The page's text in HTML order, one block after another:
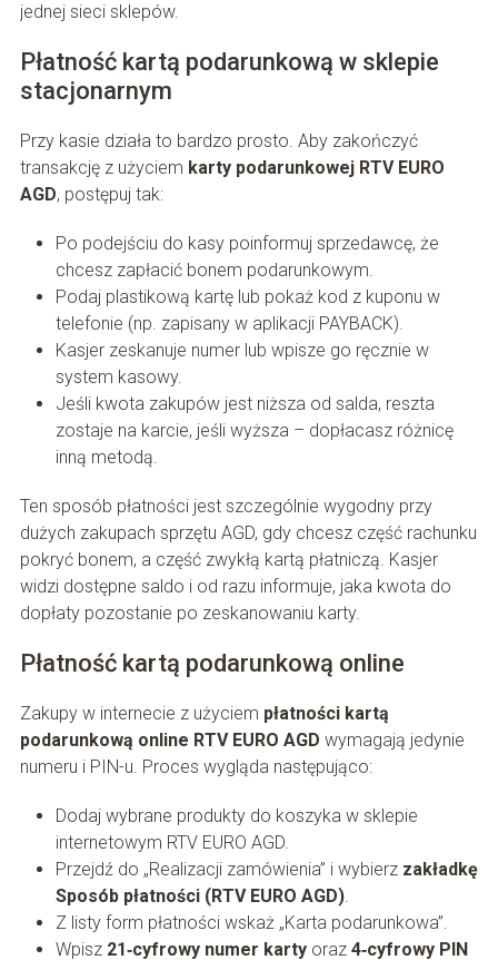
jednej sieci sklepów.
Płatność kartą podarunkową w sklepie
stacjonarnym
Przy kasie działa to bardzo prosto. Aby zakończyć
transakcję z użyciem karty podarunkowej RTV EURO
AGD, postępuj tak:
Po podejściu do kasy poinformuj sprzedawcę, że
chcesz zapłacić bonem podarunkowym.
Podaj plastikową kartę lub pokaż kod z kuponu w
telefonie (np. zapisany w aplikacji PAYBACK).
Kasjer zeskanuje numer lub wpisze go ręcznie w
system kasowy.
Jeśli kwota zakupów jest niższa od salda, reszta
zostaje na karcie, jeśli wyższa – dopłacasz różnicę
inną metodą.
Ten sposób płatności jest szczególnie wygodny przy
dużych zakupach sprzętu AGD, gdy chcesz część rachunku
pokryć bonem, a część zwykłą kartą płatniczą. Kasjer
widzi dostępne saldo i od razu informuje, jaka kwota do
dopłaty pozostanie po zeskanowaniu karty.
Płatność kartą podarunkową online
Zakupy w internecie z użyciem płatności kartą
podarunkową online RTV EURO AGD wymagają jedynie
numeru i PIN-u. Proces wygląda następująco:
Dodaj wybrane produkty do koszyka w sklepie
internetowym RTV EURO AGD.
Przejdź do „Realizacji zamówienia” i wybierz zakładkę
Sposób płatności (RTV EURO AGD).
Z listy form płatności wskaż „Karta podarunkowa”.
Wpisz 21‑cyfrowy numer kartyoraz 4‑cyfrowy PIN